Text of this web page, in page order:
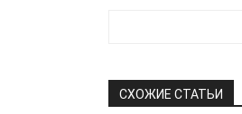
СХОЖИЕ СТАТЬИ